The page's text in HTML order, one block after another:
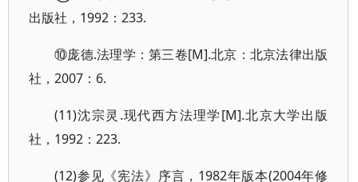
出版社，1992：233.
⑩庞德.法理学：第三卷[M].北京：北京法律出版
社，2007：6.
(11)沈宗灵.现代西方法理学[M].北京大学出版
社，1992：223.
(12)参见《宪法》序言，1982年版本(2004年修